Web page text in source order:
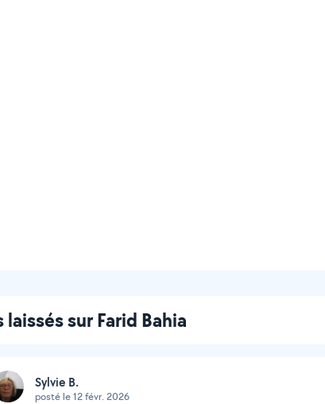
laissés sur Farid Bahia
Sylvie B.
posté le 12 févr. 2026